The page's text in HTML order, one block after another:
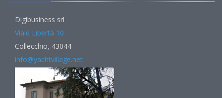
Digibusiness srl
Viale Libertà 10
Collecchio, 43044
info@yachtvillage.net